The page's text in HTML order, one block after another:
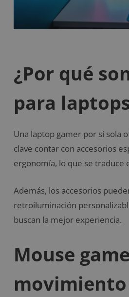
¿Por qué
para
Una laptop gamer por sí sola
clave contar con accesorios
ergonomía, lo que se traduce
Además, los accesorios
retroiluminación
buscan la mejor experiencia.
Mouse
movimiento